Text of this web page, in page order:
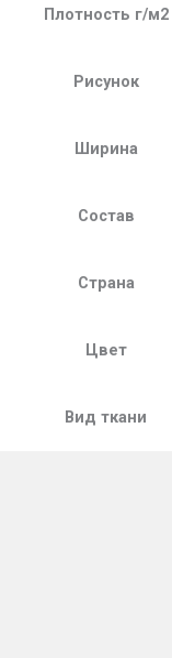
Плотность г/м2
Рисунок
Ширина
Состав
Страна
Цвет
Вид ткани